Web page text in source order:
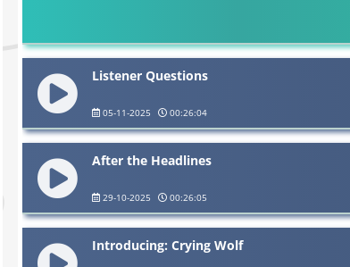
Listener Questions
05-11-2025 00:26:04
After the Headlines
29-10-2025 00:26:05
Introducing: Crying Wolf